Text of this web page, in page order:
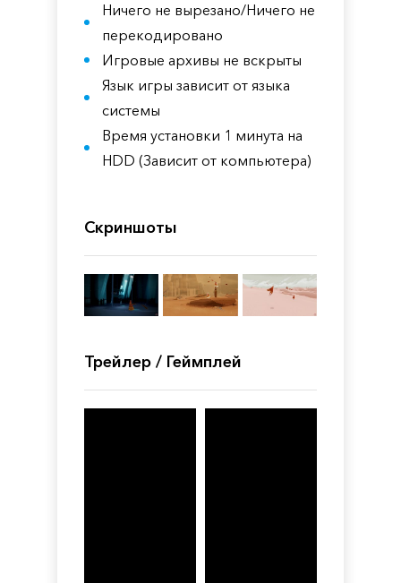
Ничего не вырезано/Ничего не
перекодировано
Игровые архивы не вскрыты
Язык игры зависит от языка
системы
Время установки 1 минута на
HDD (Зависит от компьютера)
Скриншоты
Трейлер / Геймплей